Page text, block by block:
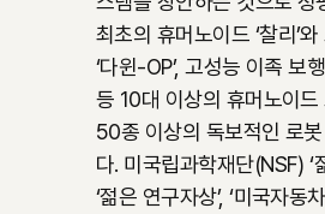
최초의 휴머노이드 ‘찰리’
‘다윈-OP’, 고성능 이족 보
등 10대 이상의 휴머노이
50종 이상의 독보적인 로
다. 미국립과학재단(NSF) ‘
‘젊은 연구자상’, ‘미국자동